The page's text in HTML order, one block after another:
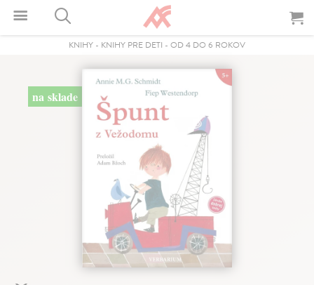
KNIHY - KNIHY PRE DETI - OD 4 DO 6 ROKOV
na sklade